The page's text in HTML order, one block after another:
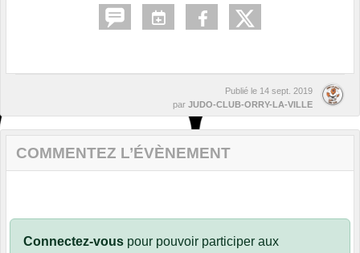
Publié le 14 sept. 2019
par JUDO-CLUB-ORRY-LA-VILLE
COMMENTEZ L’ÉVÈNEMENT
Connectez-vous pour pouvoir participer aux